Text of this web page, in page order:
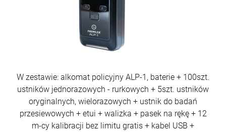
W zestawie: alkomat policyjny ALP-1, baterie + 100szt.
ustników jednorazowych - rurkowych + 5szt. ustników
oryginalnych, wielorazowych + ustnik do badań
przesiewowych + etui + walizka + pasek na rękę + 12
m-cy kalibracji bez limitu gratis + kabel USB +